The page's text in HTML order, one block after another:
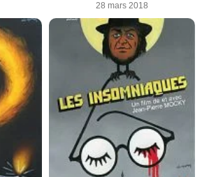
28 mars 2018